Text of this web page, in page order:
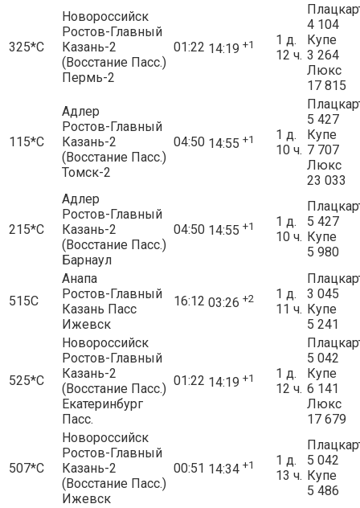
325*С
Новороссийск
Ростов-Главный
Казань-2
(Восстание Пасс.)
Пермь-2
01:22 14:19 +1
1 д.
12 ч.
4 104
Купе
3 264
Люкс
17 815
115*С
Адлер
Ростов-Главный
Казань-2
(Восстание Пасс.)
Томск-2
04:50 14:55 +1
1 д.
10 ч.
5 427
Купе
7 707
Люкс
23 033
215*С
Адлер
Ростов-Главный
Казань-2
(Восстание Пасс.)
Барнаул
04:50 14:55 +1
1 д.
10 ч.
5 427
Купе
5 980
515С
Анапа
Ростов-Главный
Казань Пасс
Ижевск
16:12 03:26 +2
1 д.
11 ч.
3 045
Купе
5 241
525*С
Новороссийск
Ростов-Главный
Казань-2
(Восстание Пасс.)
Екатеринбург
Пасс.
01:22 14:19 +1
1 д.
12 ч.
5 042
Купе
6 141
Люкс
17 679
507*С
Новороссийск
Ростов-Главный
Казань-2
(Восстание Пасс.)
Ижевск
00:51 14:34 +1
1 д.
13 ч.
5 042
Купе
5 486